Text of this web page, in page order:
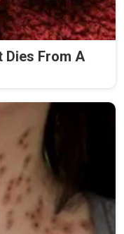
Dies From A